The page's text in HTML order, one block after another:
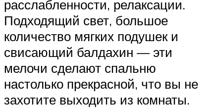
расслабленности, релаксации.
Подходящий свет, большое
количество мягких подушек и
свисающий балдахин — эти
мелочи сделают спальню
настолько прекрасной, что вы не
захотите выходить из комнаты.